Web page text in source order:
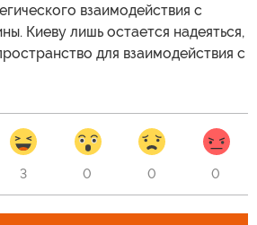
взаимодействия с
Киеву лишь остается надеяться,
для взаимодействия с
3 0 0 0